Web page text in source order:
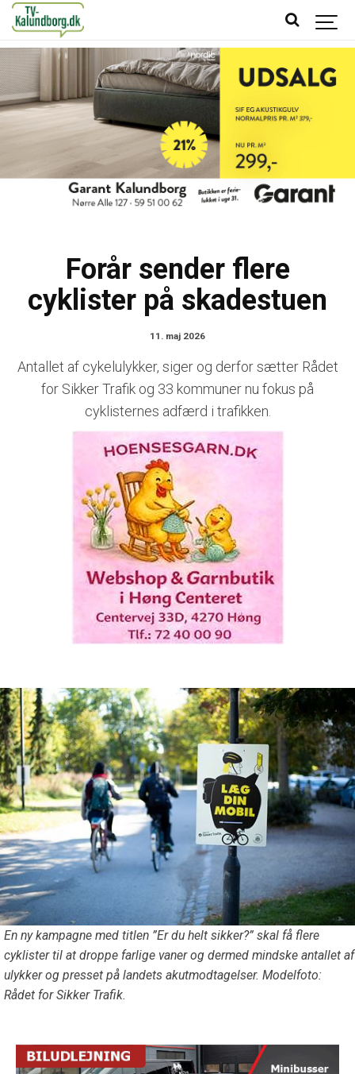
Forår sender flere
cyklister på skadestuen
11. maj 2026
Antallet af cykelulykker, siger og derfor sætter Rådet
for Sikker Trafik og 33 kommuner nu fokus på
cyklisternes adfærd i trafikken.
En ny kampagne med titlen ”Er du helt sikker?” skal få flere
cyklister til at droppe farlige vaner og dermed mindske antallet af
ulykker og presset på landets akutmodtagelser. Modelfoto:
Rådet for Sikker Trafik.